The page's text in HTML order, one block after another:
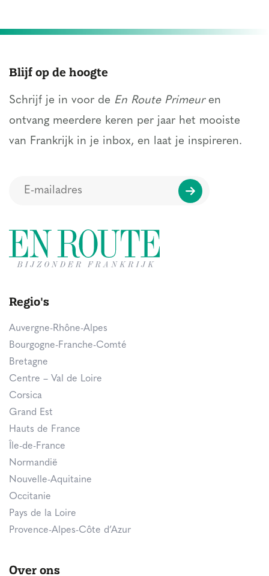
Blijf op de hoogte
Schrijf je in voor de En Route Primeuren
ontvang meerdere keren per jaar het mooiste
van Frankrijk in je inbox, en laat je inspireren.
Regio's
Auvergne-Rhône-Alpes
Bourgogne-Franche-Comté
Bretagne
Centre – Val de Loire
Corsica
Grand Est
Hauts de France
Île-de-France
Normandië
Nouvelle-Aquitaine
Occitanie
Pays de la Loire
Provence-Alpes-Côte d’Azur
Over ons